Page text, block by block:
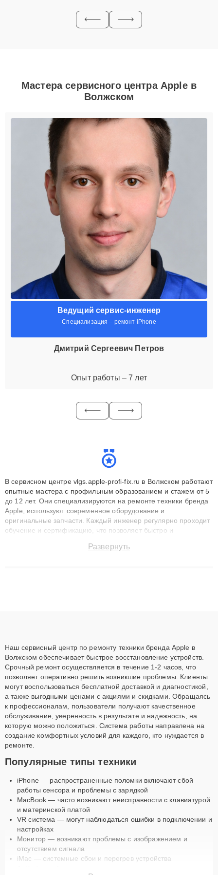
Мастера сервисного центра Apple в
Волжском
Ведущий сервис-инженер
Специализация – ремонт iPhone
Дмитрий Сергеевич Петров
Опыт работы – 7 лет
В сервисном центре vlgs.apple-profi-fix.ru в Волжском работают
опытные мастера с профильным образованием и стажем от 5
до 12 лет. Они специализируются на ремонте техники бренда
Apple, используют современное оборудование и
оригинальные запчасти. Каждый инженер регулярно проходит
обучение и сертификацию, что позволяет быстро и
сохранением гарантии до 3 лет. Наши мастера решают
Развернуть
Наш сервисный центр по ремонту техники бренда Apple в
Волжском обеспечивает быстрое восстановление устройств.
Срочный ремонт осуществляется в течение 1-2 часов, что
позволяет оперативно решить возникшие проблемы. Клиенты
могут воспользоваться бесплатной доставкой и диагностикой,
а также выгодными ценами с акциями и скидками. Обращаясь
к профессионалам, пользователи получают качественное
обслуживание, уверенность в результате и надежность, на
которую можно положиться. Система работы направлена на
создание комфортных условий для каждого, кто нуждается в
ремонте.
Популярные типы техники
iPhone — распространенные поломки включают сбой
работы сенсора и проблемы с зарядкой
MacBook — часто возникают неисправности с клавиатурой
и материнской платой
VR система — могут наблюдаться ошибки в подключении и
настройках
Монитор — возникают проблемы с изображением и
отсутствием сигнала
iMac — системные сбои и перегрев устройства